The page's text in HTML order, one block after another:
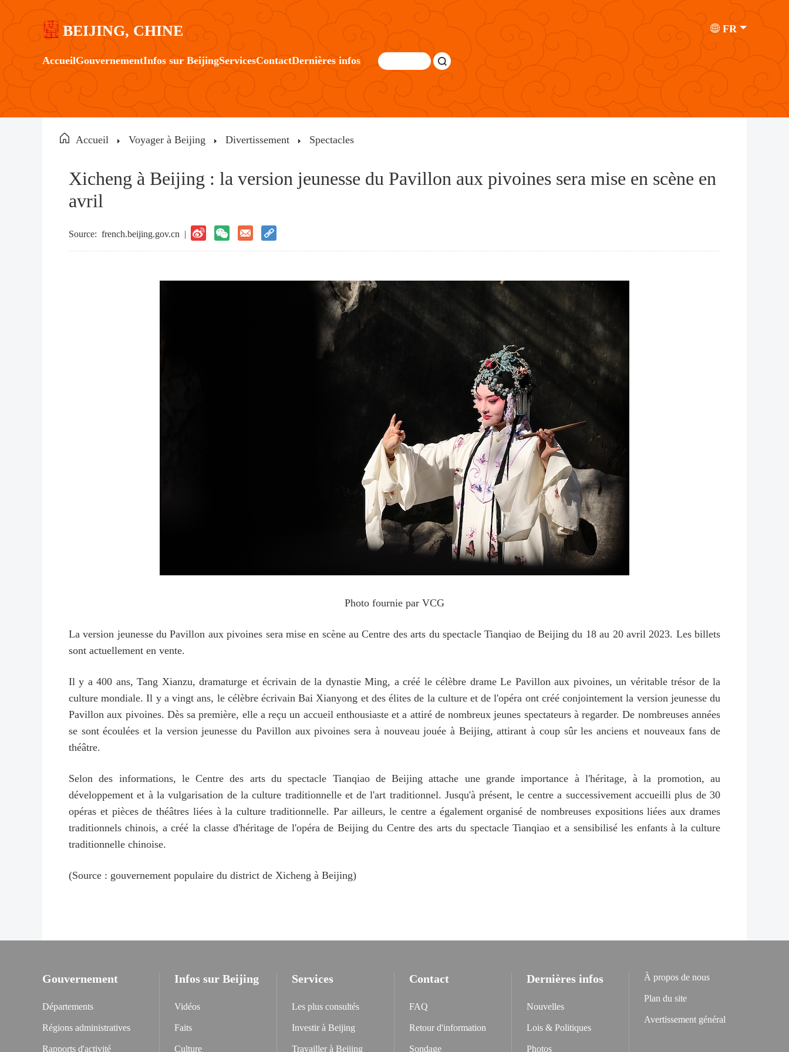
BEIJING, CHINE FR
AccueilGouvernementInfos sur BeijingServicesContactDernières infos
Accueil Voyager à Beijing Divertissement Spectacles
Xicheng à Beijing : la version jeunesse du Pavillon aux pivoines sera mise en scène en
avril
Source: french.beijing.gov.cn |
Photo fournie par VCG
La version jeunesse du Pavillon aux pivoines sera mise en scène au Centre des arts du spectacle Tianqiao de Beijing du 18 au 20 avril 2023. Les billets
sont actuellement en vente.
Il y a 400 ans, Tang Xianzu, dramaturge et écrivain de la dynastie Ming, a créé le célèbre drame Le Pavillon aux pivoines, un véritable trésor de la
culture mondiale. Il y a vingt ans, le célèbre écrivain Bai Xianyong et des élites de la culture et de l'opéra ont créé conjointement la version jeunesse du
Pavillon aux pivoines. Dès sa première, elle a reçu un accueil enthousiaste et a attiré de nombreux jeunes spectateurs à regarder. De nombreuses années
se sont écoulées et la version jeunesse du Pavillon aux pivoines sera à nouveau jouée à Beijing, attirant à coup sûr les anciens et nouveaux fans de
théâtre.
Selon des informations, le Centre des arts du spectacle Tianqiao de Beijing attache une grande importance à l'héritage, à la promotion, au
développement et à la vulgarisation de la culture traditionnelle et de l'art traditionnel. Jusqu'à présent, le centre a successivement accueilli plus de 30
opéras et pièces de théâtres liées à la culture traditionnelle. Par ailleurs, le centre a également organisé de nombreuses expositions liées aux drames
traditionnels chinois, a créé la classe d'héritage de l'opéra de Beijing du Centre des arts du spectacle Tianqiao et a sensibilisé les enfants à la culture
traditionnelle chinoise.
(Source : gouvernement populaire du district de Xicheng à Beijing)
Gouvernement
Départements
Régions administratives
Rapports d'activité
Infos sur Beijing
Vidéos
Faits
Culture
Services
Les plus consultés
Investir à Beijing
Travailler à Beijing
Contact
FAQ
Retour d'information
Sondage
Dernières infos
Nouvelles
Lois & Politiques
Photos
À propos de nous
Plan du site
Avertissement général